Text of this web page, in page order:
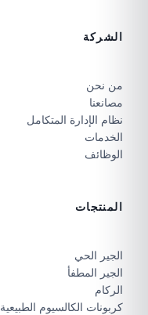
الشركة
من نحن
مصانعنا
نظام الإدارة المتكامل
الخدمات
الوظائف
المنتجات
الجير الحي
الجير المطفأ
الركام
كربونات الكالسيوم الطبيعية